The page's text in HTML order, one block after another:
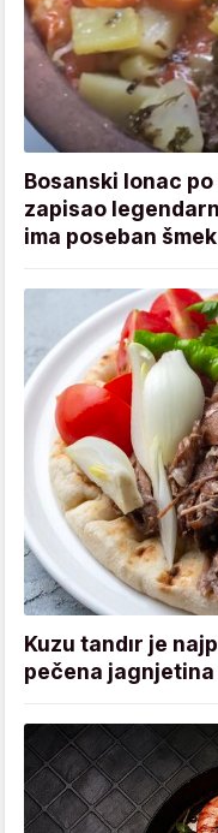
Bosanski lonac
zapisao
ima poseban šmek
Kuzu tandır je
pečena jagnjetina